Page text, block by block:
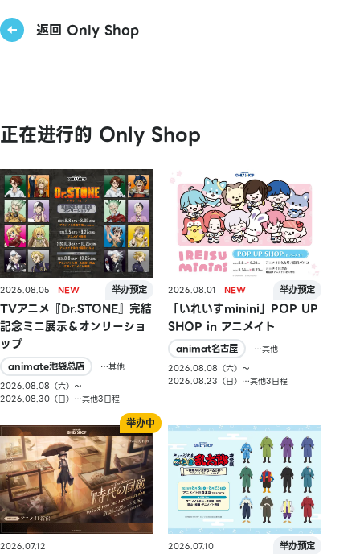
返回 Only Shop
正在进行的 Only Shop
2026.08.05
TVアニメ『Dr.STONE』完結
記念ミニ展示＆オンリーショ
ップ
animate池袋总店
…其他
2026.08.08（六）〜
2026.08.30（日）…其他3日程
2026.08.01
「いれいすminini」POP UP
SHOP in アニメイト
animat名古屋
…其他
2026.08.08（六）〜
2026.08.23（日）…其他3日程
2026.07.12 2026.07.10